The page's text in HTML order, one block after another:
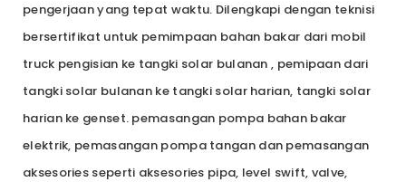
pengerjaan yang tepat waktu. Dilengkapi dengan teknisi
bersertifikat untuk pemimpaan bahan bakar dari mobil
truck pengisian ke tangki solar bulanan , pemipaan dari
tangki solar bulanan ke tangki solar harian, tangki solar
harian ke genset. pemasangan pompa bahan bakar
elektrik, pemasangan pompa tangan dan pemasangan
aksesories seperti aksesories pipa, level swift, valve,